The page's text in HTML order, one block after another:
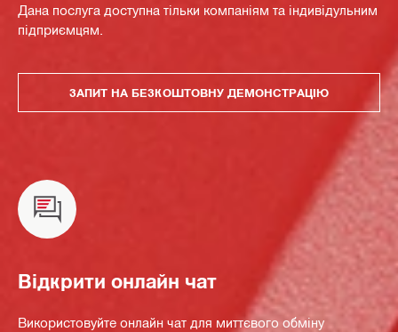
Дана послуга доступна тільки компаніям та індивідульним
підприємцям.
ЗАПИТ НА БЕЗКОШТОВНУ ДЕМОНСТРАЦІЮ
Відкрити онлайн чат
Використовуйте онлайн чат для миттєвого обміну